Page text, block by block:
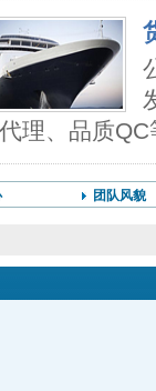
理、品质QC
团队风貌